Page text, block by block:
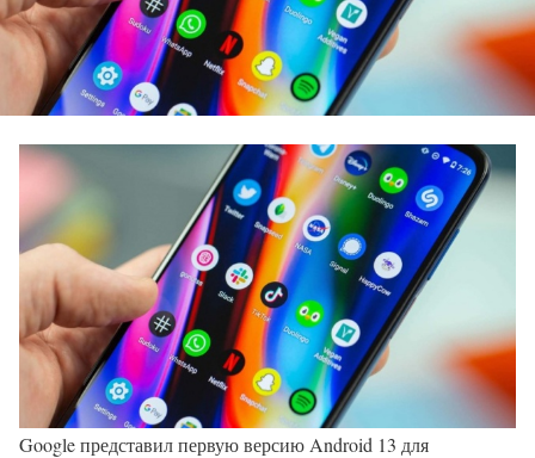
Google представил первую версию Android 13 для